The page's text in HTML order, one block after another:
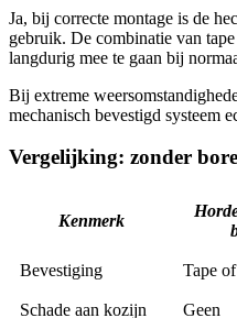
Ja, bij correcte montage is de
gebruik. De combinatie van
langdurig mee te gaan bij
Bij extreme
mechanisch bevestigd systeem
Vergelijking: zonder
Kenmerk
Bevestiging Tape
Schade aan kozijn Geen